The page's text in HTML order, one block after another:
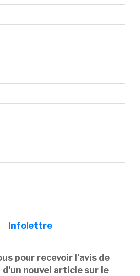
Infolettre
pour recevoir l'avis de
nouvel article sur le